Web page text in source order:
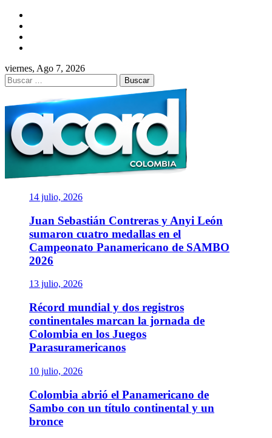
Saltar
contenido
viernes, Ago 7, 2026
Buscar:
Asociación de Periodistas Deportivos
14 julio, 2026
Juan Sebastián Contreras y Anyi León
sumaron cuatro medallas en el
Campeonato Panamericano de SAMBO
2026
13 julio, 2026
Récord mundial y dos registros
continentales marcan la jornada de
Colombia en los Juegos
Parasuramericanos
10 julio, 2026
Colombia abrió el Panamericano de
Sambo con un título continental y un
bronce